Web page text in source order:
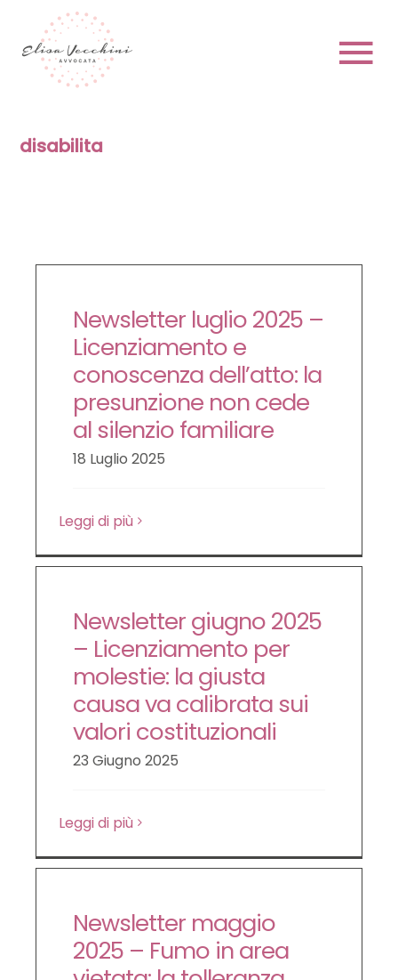
content
PRENOTA
LE NOVITÀ DA SAPERE
disabilita
Newsletter luglio 2025 –
Licenziamento e
conoscenza dell’atto: la
presunzione non cede
al silenzio familiare
18 Luglio 2025
Leggi di più
Newsletter giugno 2025
– Licenziamento per
molestie: la giusta
causa va calibrata sui
valori costituzionali
23 Giugno 2025
Leggi di più
Newsletter maggio
2025 – Fumo in area